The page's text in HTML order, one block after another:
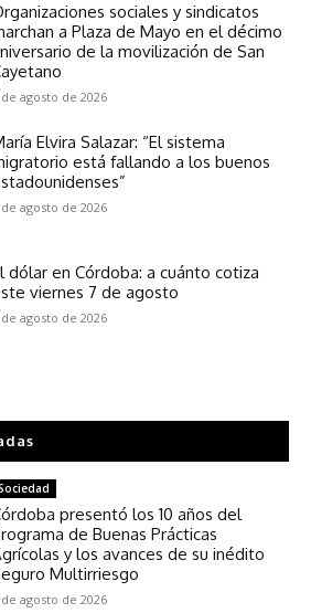
sociales y sindicatos
a Plaza de Mayo en el décimo
de la movilización de San
agosto de 2026
Elvira Salazar: “El sistema
está fallando a los buenos
agosto de 2026
dólar en Córdoba: a cuánto cotiza
viernes 7 de agosto
agosto de 2026
presentó los 10 años del
de Buenas Prácticas
y los avances de su inédito
Multirriesgo
agosto de 2026